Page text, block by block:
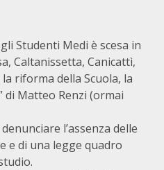
Studenti Medi è scesa in
Caltanissetta, Canicattì,
riforma della Scuola, la
di Matteo Renzi (ormai
l’assenza delle
e di una legge quadro